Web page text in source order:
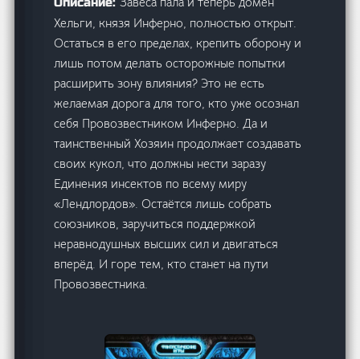
Хельги, князя Инферно, полностью открыт.
Остаться в его пределах, крепить оборону и
лишь потом делать осторожные попытки
расширить зону влияния? Это не есть
желаемая дорога для того, кто уже осознал
себя Провозвестником Инферно. Да и
таинственный Хозяин продолжает создавать
своих кукол, что должны нести заразу
Единения инсектов по всему миру
«Лендлордов». Остаётся лишь собрать
союзников, заручиться поддержкой
неравнодушных высших сил и двигаться
вперёд. И горе тем, кто станет на пути
Провозвестника.